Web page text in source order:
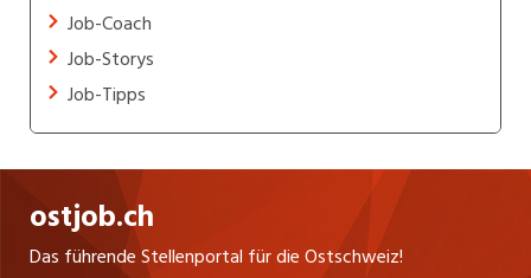
Job-Coach
Job-Storys
Job-Tipps
ostjob.ch
Das führende Stellenportal für die Ostschweiz!